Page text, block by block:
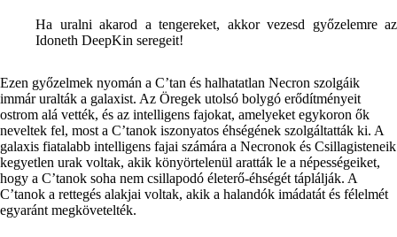
Ha uralni akarod a tengereket, akkor vezesd győzelemre az
Idoneth DeepKin seregeit!
Ezen győzelmek nyomán a C’tan és halhatatlan Necron szolgáik
immár uralták a galaxist. Az Öregek utolsó bolygó erődítményeit
ostrom alá vették, és az intelligens fajokat, amelyeket egykoron ők
neveltek fel, most a C’tanok iszonyatos éhségének szolgáltatták ki. A
galaxis fiatalabb intelligens fajai számára a Necronok és Csillagisteneik
kegyetlen urak voltak, akik könyörtelenül aratták le a népességeiket,
hogy a C’tanok soha nem csillapodó életerő-éhségét táplálják. A
C’tanok a rettegés alakjai voltak, akik a halandók imádatát és félelmét
egyaránt megkövetelték.